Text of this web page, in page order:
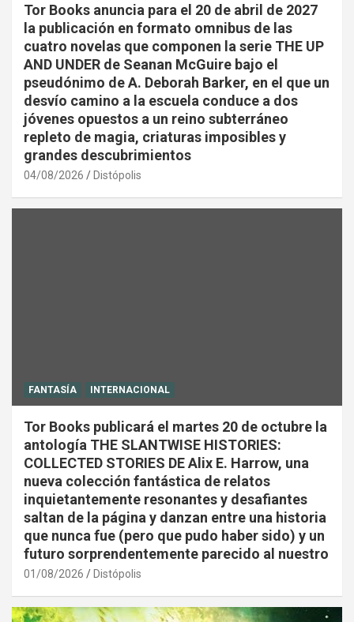
Tor Books anuncia para el 20 de abril de 2027
la publicación en formato omnibus de las
cuatro novelas que componen la serie THE UP
AND UNDER de Seanan McGuire bajo el
pseudónimo de A. Deborah Barker, en el que un
desvío camino a la escuela conduce a dos
jóvenes opuestos a un reino subterráneo
repleto de magia, criaturas imposibles y
grandes descubrimientos
04/08/2026 Distópolis
FANTASÍA INTERNACIONAL
Tor Books publicará el martes 20 de octubre la
antología THE SLANTWISE HISTORIES:
COLLECTED STORIES DE Alix E. Harrow, una
nueva colección fantástica de relatos
inquietantemente resonantes y desafiantes
saltan de la página y danzan entre una historia
que nunca fue (pero que pudo haber sido) y un
futuro sorprendentemente parecido al nuestro
01/08/2026 Distópolis